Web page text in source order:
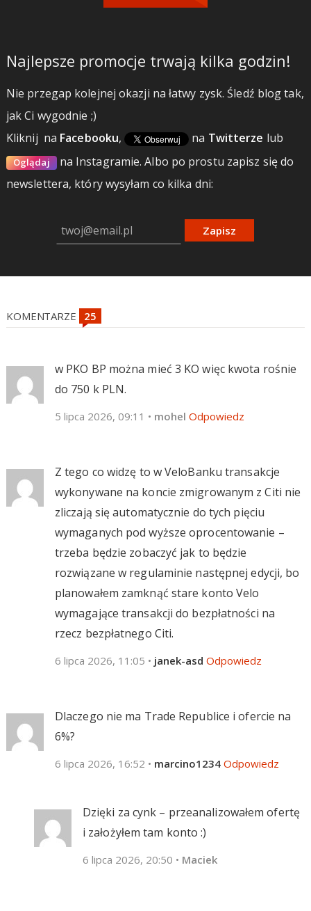
Najlepsze promocje trwają kilka godzin!
Nie przegap kolejnej okazji na łatwy zysk. Śledź blog tak,
jak Ci wygodnie ;)
Kliknij na Facebooku, na Twitterze lub
Oglądaj na Instagramie.Albo po prostu zapisz się do
newslettera, który wysyłam co kilka dni:
Zapisz
KOMENTARZE
w PKO BP można mieć 3 KO więc kwota rośnie
do 750 k PLN.
5 lipca 2026, 09:11 • mohel Odpowiedz
Z tego co widzę to w VeloBanku transakcje
wykonywane na koncie zmigrowanym z Citi nie
zliczają się automatycznie do tych pięciu
wymaganych pod wyższe oprocentowanie –
trzeba będzie zobaczyć jak to będzie
rozwiązane w regulaminie następnej edycji, bo
planowałem zamknąć stare konto Velo
wymagające transakcji do bezpłatności na
rzecz bezpłatnego Citi.
6 lipca 2026, 11:05 • janek-asd Odpowiedz
Dlaczego nie ma Trade Republice i ofercie na
6%?
6 lipca 2026, 16:52 • marcino1234 Odpowiedz
Dzięki za cynk – przeanalizowałem ofertę
i założyłem tam konto :)
6 lipca 2026, 20:50 • Maciek